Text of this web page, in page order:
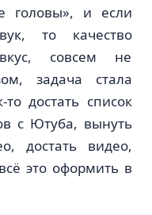
головы», и если
то качество
совсем не
задача стала
достать список
с Ютуба, вынуть
достать видео,
это оформить в